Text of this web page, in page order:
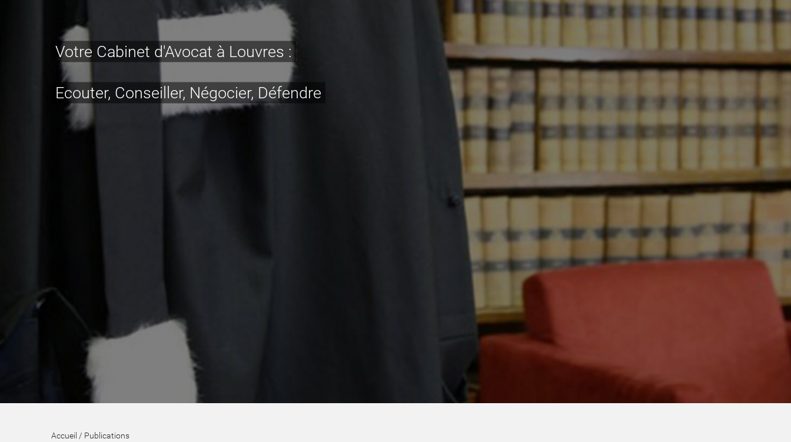
Votre Cabinet d'Avocat à Louvres :
Ecouter, Conseiller, Négocier, Défendre
Accueil / Publications